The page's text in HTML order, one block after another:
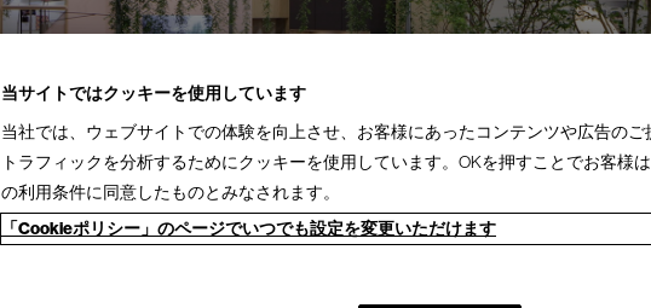
当サイトではクッキーを使用しています
当社では、ウェブサイトでの体験を向上させ、お客様にあったコンテンツや広告のご
トラフィックを分析するためにクッキーを使用しています。OKを押すことでお客様
の利用条件に同意したものとみなされます。
「Cookieポリシー」のページでいつでも設定を変更いただけます